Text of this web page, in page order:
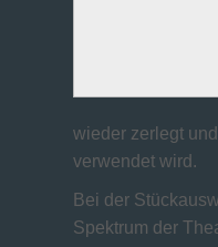
wieder zerlegt
verwendet wird.
Bei der
Spektrum der